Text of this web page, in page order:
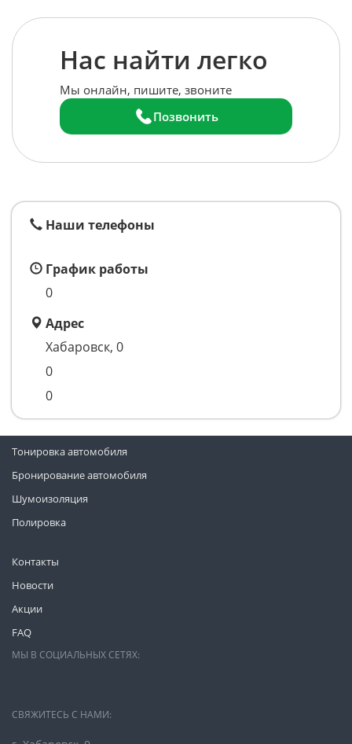
Нас найти легко
Мы онлайн, пишите, звоните
Позвонить
Наши телефоны
График работы
0
Адрес
Хабаровск, 0
0
0
Контакты
Новости
Акции
FAQ
Тонировка автомобиля
Бронирование автомобиля
Шумоизоляция
Полировка
МЫ В СОЦИАЛЬНЫХ СЕТЯХ:
СВЯЖИТЕСЬ С НАМИ: